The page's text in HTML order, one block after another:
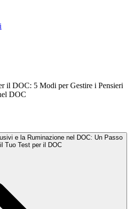
il DOC: 5 Modi per Gestire i Pensieri
DOC
e la Ruminazione nel DOC: Un Passo
Tuo Test per il DOC